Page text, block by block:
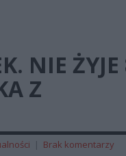
NIE ŻYJE
Z
| Brak komentarzy